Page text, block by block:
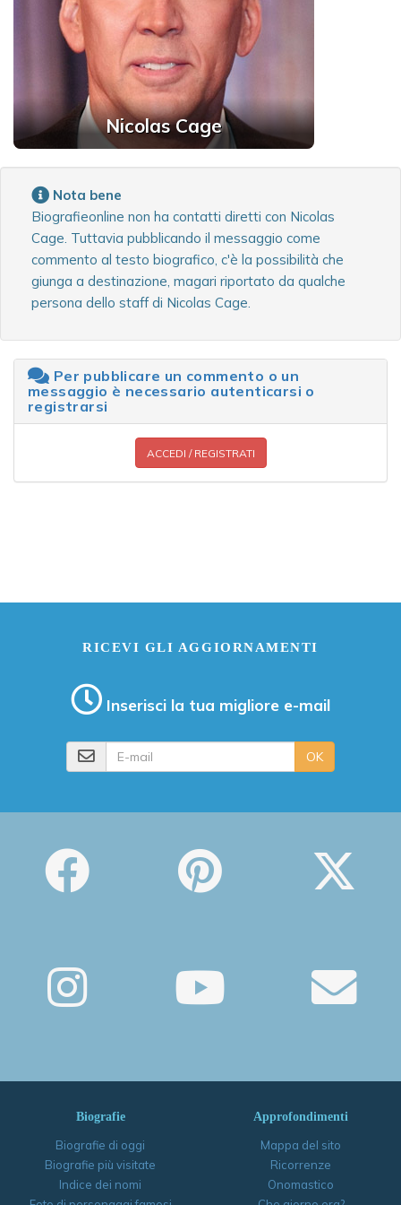
Nicolas Cage
Nota bene
Biografieonline non ha contatti diretti con Nicolas
Cage. Tuttavia pubblicando il messaggio come
commento al testo biografico, c'è la possibilità che
giunga a destinazione, magari riportato da qualche
persona dello staff di Nicolas Cage.
Per pubblicare un commento o un
messaggio è necessario autenticarsi o
registrarsi
ACCEDI / REGISTRATI
RICEVI GLI AGGIORNAMENTI
Inserisci la tua migliore e-mail
OK
Biografie
Biografie di oggi
Biografie più visitate
Indice dei nomi
Approfondimenti
Mappa del sito
Ricorrenze
Onomastico